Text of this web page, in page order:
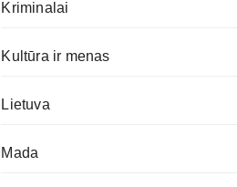
Kriminalai
Kultūra ir menas
Lietuva
Mada